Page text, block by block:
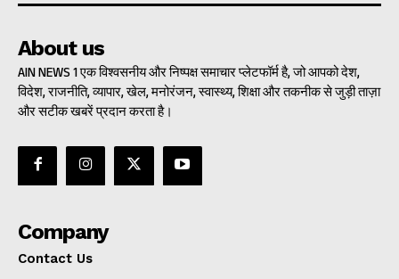
About us
AIN NEWS 1 एक विश्वसनीय और निष्पक्ष समाचार प्लेटफॉर्म है, जो आपको देश,
विदेश, राजनीति, व्यापार, खेल, मनोरंजन, स्वास्थ्य, शिक्षा और तकनीक से जुड़ी ताज़ा
और सटीक खबरें प्रदान करता है।
Company
Contact Us